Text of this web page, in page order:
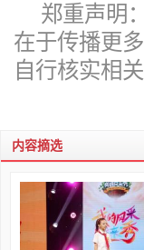
郑重声明
在于传播更
自行核实相关
内容摘选